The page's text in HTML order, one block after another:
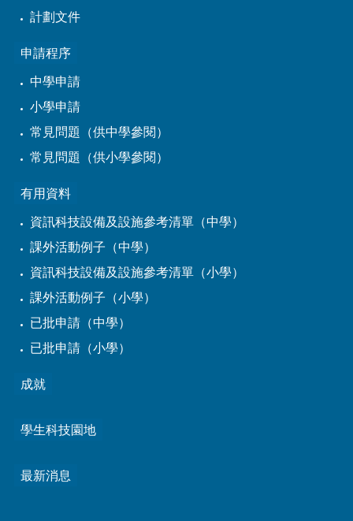
計劃文件
申請程序
中學申請
小學申請
常見問題（供中學參閱）
常見問題（供小學參閱）
有用資料
資訊科技設備及設施參考清單（中學）
課外活動例子（中學）
資訊科技設備及設施參考清單（小學）
課外活動例子（小學）
已批申請（中學）
已批申請（小學）
成就
學生科技園地
最新消息